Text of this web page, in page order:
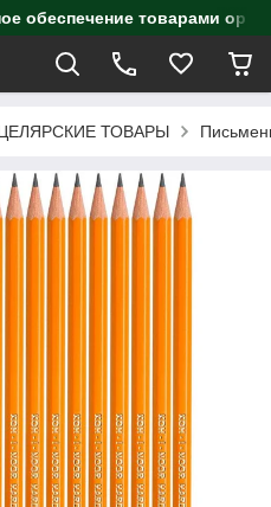
обеспечение товарами
ТОВАРЫ